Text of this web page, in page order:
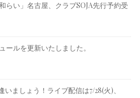
らい」名古屋、クラブSOJA先行予約受
ールを更新いたしました。
いましょう！ライブ配信は7/28(火)、